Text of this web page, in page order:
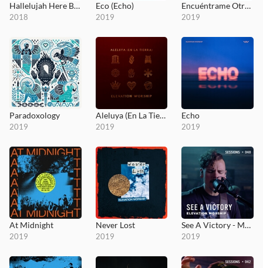
Hallelujah Here Below
2018
Eco (Echo)
2019
Encuéntrame Otra Vez (Here Again)
2019
Paradoxology
2019
Aleluya (En La Tierra)
2019
Echo
2019
At Midnight
2019
Never Lost
2019
See A Victory - MultiTracks.com Session
2019